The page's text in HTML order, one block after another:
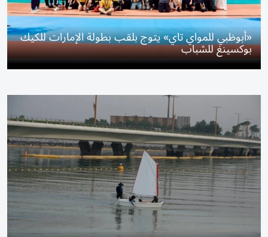
«أبوظبي للمواي تاي» يتوج بلقب بطولة الإمارات للكيك
بوكسينغ للشباب